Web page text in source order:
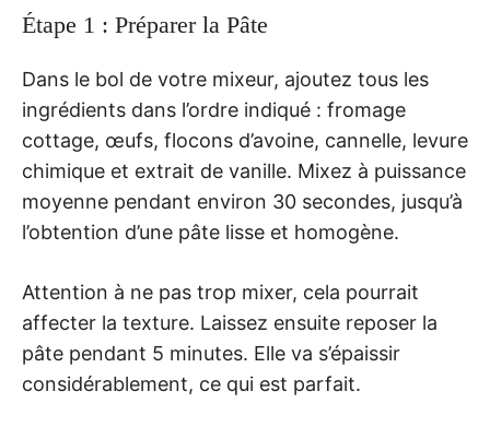
Étape 1 : Préparer la Pâte
Dans le bol de votre mixeur, ajoutez tous les
ingrédients dans l’ordre indiqué : fromage
cottage, œufs, flocons d’avoine, cannelle, levure
chimique et extrait de vanille. Mixez à puissance
moyenne pendant environ 30 secondes, jusqu’à
l’obtention d’une pâte lisse et homogène.
Attention à ne pas trop mixer, cela pourrait
affecter la texture. Laissez ensuite reposer la
pâte pendant 5 minutes. Elle va s’épaissir
considérablement, ce qui est parfait.